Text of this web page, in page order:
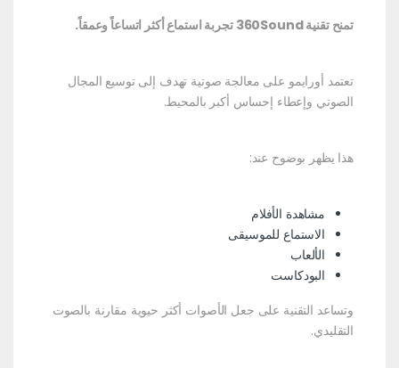
تمنح تقنية 360Sound تجربة استماع أكثر اتساعاً وعمقاً.
تعتمد أورايمو على معالجة صوتية تهدف إلى توسيع المجال
الصوتي وإعطاء إحساس أكبر بالمحيط.
هذا يظهر بوضوح عند:
مشاهدة الأفلام
الاستماع للموسيقى
الألعاب
البودكاست
وتساعد التقنية على جعل الأصوات أكثر حيوية مقارنة بالصوت
التقليدي.